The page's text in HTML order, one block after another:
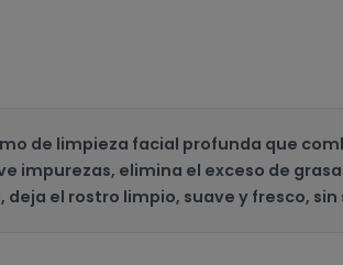
de limpieza facial profunda que
impurezas, elimina el exceso de
el rostro limpio, suave y fresco,